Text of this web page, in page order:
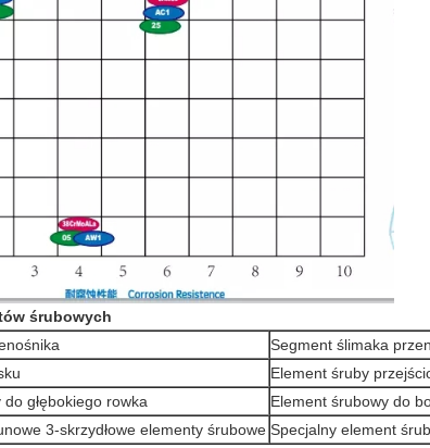
śrubowych
Segment ślimaka
Element śruby
głębokiego rowka
Element śrubowy do
3-skrzydłowe elementy śrubowe Specjalny element